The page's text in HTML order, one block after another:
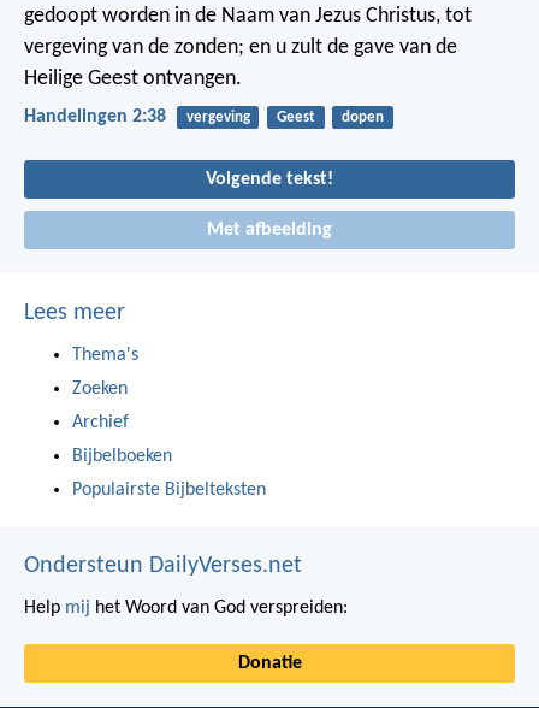
gedoopt worden in de Naam van Jezus Christus, tot
vergeving van de zonden; en u zult de gave van de
Heilige Geest ontvangen.
Handelingen 2:38 vergeving Geest dopen
Volgende tekst!
Met afbeelding
Lees meer
Thema's
Zoeken
Archief
Bijbelboeken
Populairste Bijbelteksten
Ondersteun DailyVerses.net
Help mij het Woord van God verspreiden:
Donatie